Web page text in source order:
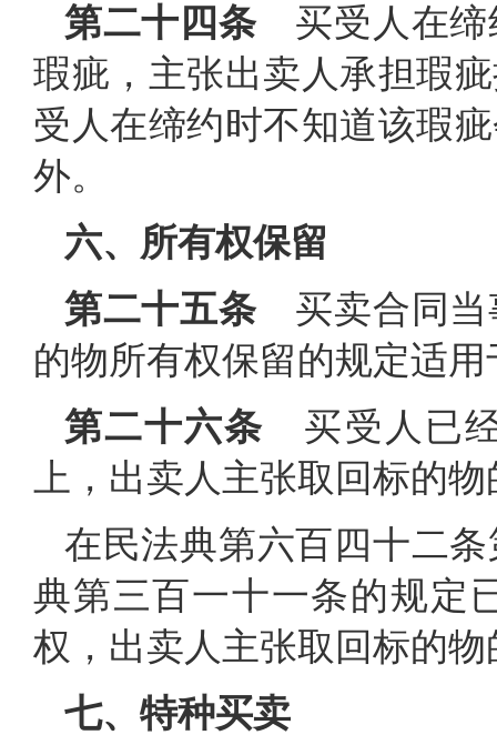
第二十四条买受人在缔
瑕疵，主张出卖人承担瑕
受人在缔约时不知道该瑕
外。
六、所有权保留
第二十五条买卖合同当
的物所有权保留的规定适
第二十六条 买受人已
上，出卖人主张取回标的
在民法典第六百四十二
典第三百一十一条的规定
权，出卖人主张取回标的
七、特种买卖